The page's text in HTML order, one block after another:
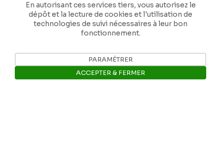
Ropslettres
Les collections du musée
En autorisant ces services tiers, vous autorisez le
dépôt et la lecture de cookies et l'utilisation de
technologies de suivi nécessaires à leur bon
fonctionnement.
PARAMÉTRER
ACCEPTER & FERMER